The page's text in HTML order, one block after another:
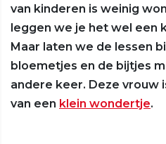
van kinderen is weinig
leggen we je het wel een
Maar laten we de lessen
bloemetjes en de bijtjes
andere keer. Deze vrouw
van een klein wondertje.